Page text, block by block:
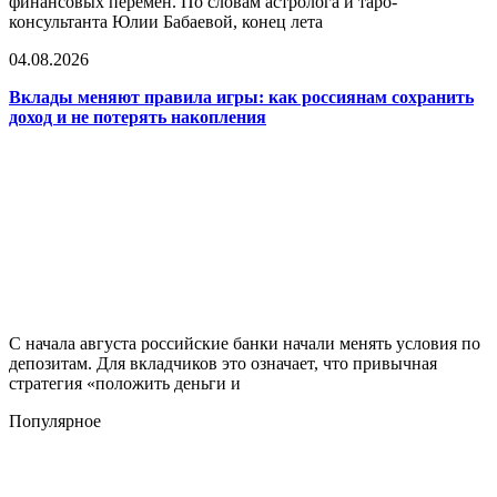
консультанта Юлии Бабаевой, конец лета
04.08.2026
Вклады меняют правила игры: как россиянам сохранить
доход и не потерять накопления
С начала августа российские банки начали менять условия по
депозитам. Для вкладчиков это означает, что привычная
стратегия «положить деньги и
Популярное